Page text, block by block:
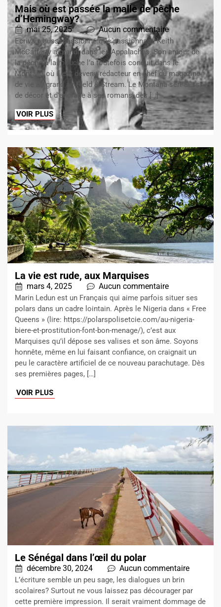
Mais où est passée la malle de pêche
d’Hemingway?
mai 25, 2025 Aucun commentaire
Ecrivain aussi passionné que passionnant, Keith
McCafferty a grandi dans les Appalaches. Son amour de
la pêche à la mouche l’a toutefois conduit dans le
Montana où il est devenu rédacteur en chef du magazine
de vie au grand air Field & Stream. Le Montana sert aussi
de décor et d’ancrage à ses romans, des […]
VOIR PLUS
La vie est rude, aux Marquises
mars 4, 2025 Aucun commentaire
Marin Ledun est un Français qui aime parfois situer ses
polars dans un cadre lointain. Après le Nigeria dans « Free
Queens » (lire: https://polarspolisetcie.com/au-nigeria-
biere-et-prostitution-font-bon-menage/), c’est aux
Marquises qu’il dépose ses valises et son âme. Soyons
honnête, même en lui faisant confiance, on craignait un
peu le caractère artificiel de ce nouveau parachutage. Dès
ses premières pages, […]
VOIR PLUS
Le Sénégal dans l’œil du polar
décembre 30, 2024 Aucun commentaire
L’écriture semble un peu sage, les dialogues un brin
scolaires? Surtout ne vous laissez pas décourager par
cette première impression. Il serait vraiment dommage de